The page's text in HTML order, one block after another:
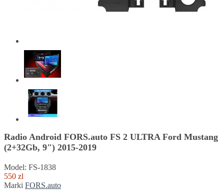
Radio Android FORS.auto FS 2 ULTRA Ford Mustang
(2+32Gb, 9") 2015-2019
Model: FS-1838
550 zl
Marki FORS.auto